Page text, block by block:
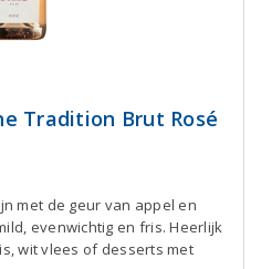
Tradition Brut Rosé
met de geur van appel en
evenwichtig en fris. Heerlijk
wit vlees of desserts met